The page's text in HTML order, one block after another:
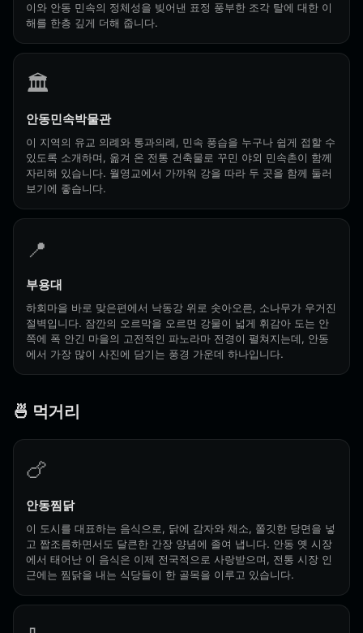
이와 안동 민속의 정체성을 빚어낸 표정 풍부한 조각 탈에 대한 이
해를 한층 깊게 더해 줍니다.
🏛️
안동민속박물관
이 지역의 유교 의례와 통과의례, 민속 풍습을 누구나 쉽게 접할 수
있도록 소개하며, 옮겨 온 전통 건축물로 꾸민 야외 민속촌이 함께
자리해 있습니다. 월영교에서 가까워 강을 따라 두 곳을 함께 둘러
보기에 좋습니다.
📍
부용대
하회마을 바로 맞은편에서 낙동강 위로 솟아오른, 소나무가 우거진
절벽입니다. 잠깐의 오르막을 오르면 강물이 넓게 휘감아 도는 안
쪽에 폭 안긴 마을의 고전적인 파노라마 전경이 펼쳐지는데, 안동
에서 가장 많이 사진에 담기는 풍경 가운데 하나입니다.
🍜 먹거리
🍗
안동찜닭
이 도시를 대표하는 음식으로, 닭에 감자와 채소, 쫄깃한 당면을 넣
고 짭조름하면서도 달큰한 간장 양념에 졸여 냅니다. 안동 옛 시장
에서 태어난 이 음식은 이제 전국적으로 사랑받으며, 전통 시장 인
근에는 찜닭을 내는 식당들이 한 골목을 이루고 있습니다.